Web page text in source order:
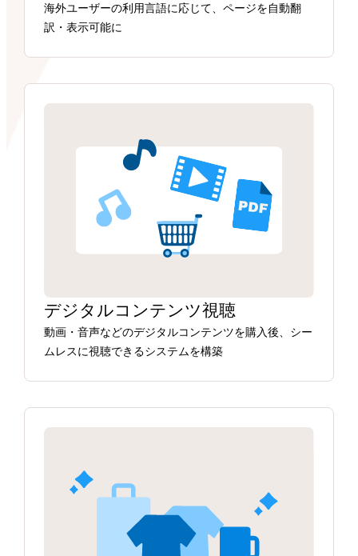
海外ユーザーの利用言語に応じて、ページを自動翻
訳・表示可能に
デジタルコンテンツ視聴
動画・音声などのデジタルコンテンツを購入後、シー
ムレスに視聴できるシステムを構築